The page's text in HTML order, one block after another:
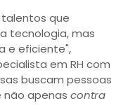
que
tecnologia, mas
e eficiente",
em RH com
buscam pessoas
não apenas contra